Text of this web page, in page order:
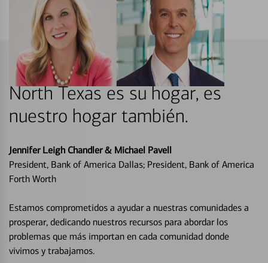
North Texas es su hogar, es
nuestro hogar también.
Jennifer Leigh Chandler & Michael Pavell
President, Bank of America Dallas; President, Bank of America
Forth Worth
Estamos comprometidos a ayudar a nuestras comunidades a
prosperar, dedicando nuestros recursos para abordar los
problemas que más importan en cada comunidad donde
vivimos y trabajamos.